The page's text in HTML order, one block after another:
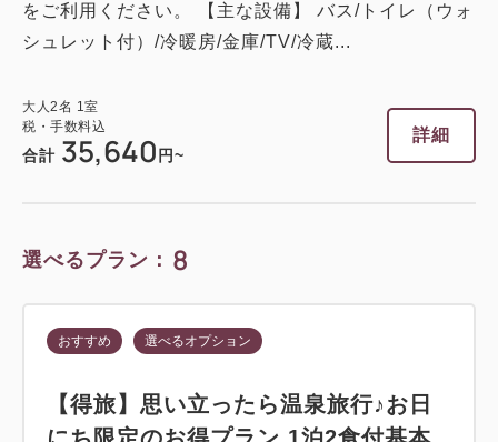
をご利用ください。 【主な設備】 バス/トイレ（ウォ
シュレット付）/冷暖房/金庫/TV/冷蔵...
大人2名 1室
税・手数料込
合計 35,640 円~
詳細
選べるプラン： 8
おすすめ 選べるオプション
【得旅】思い立ったら温泉旅行♪お日